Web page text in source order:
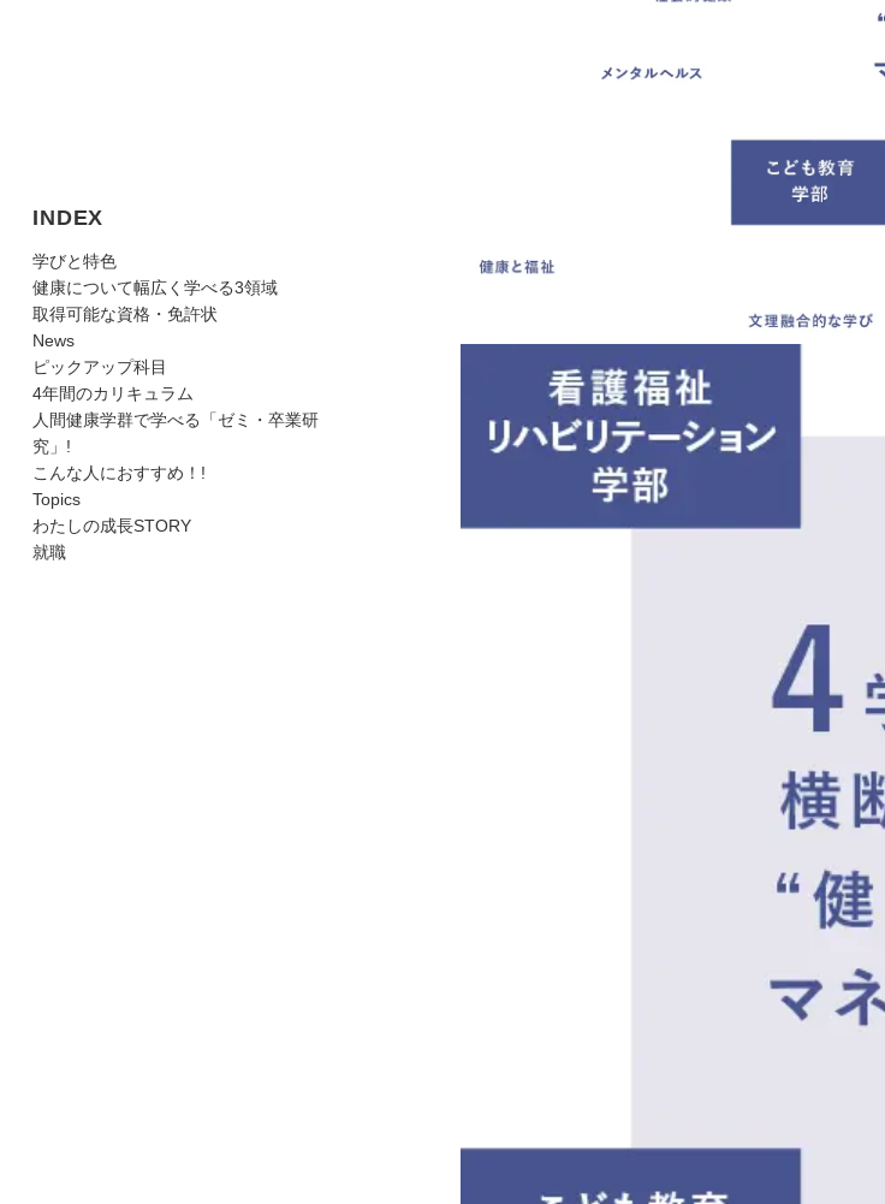
INDEX
学びと特色
健康について幅広く学べる3領域
取得可能な資格・免許状
News
ピックアップ科目
4年間のカリキュラム
人間健康学群で学べる「ゼミ・卒業研
究」!
こんな人におすすめ！!
Topics
わたしの成長STORY
就職